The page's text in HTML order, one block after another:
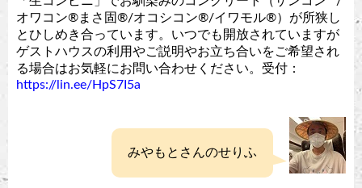
オワコン®︎まさ固®︎/オコシコン®︎/イワモル®︎）が所狭し
とひしめき合っています。いつでも開放されていますが
ゲストハウスの利用やご説明やお立ち合いをご希望され
る場合はお気軽にお問い合わせください。受付：
https://lin.ee/HpS7I5a
みやもとさんのせりふ